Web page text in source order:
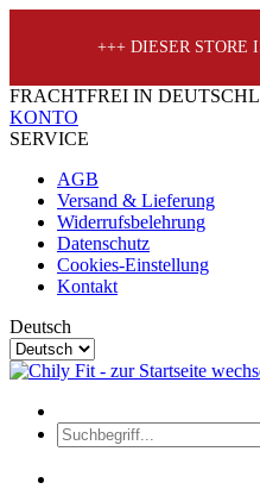
+++ DIESER STORE
FRACHTFREI IN
KONTO
SERVICE
AGB
Versand & Lieferung
Widerrufsbelehrung
Datenschutz
Cookies-Einstellung
Kontakt
Deutsch